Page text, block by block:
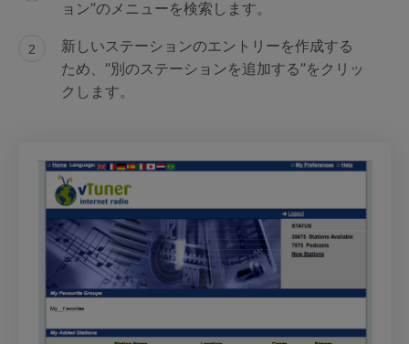
ョン”のメニューを検索します。
新しいステーションのエントリーを作成する
ため、”別のステーションを追加する”をクリッ
クします。